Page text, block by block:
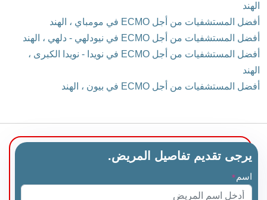
الهند
أفضل المستشفيات من أجل ECMO في مومباي ، الهند
أفضل المستشفيات من أجل ECMO في نيودلهي - دلهي ، الهند
أفضل المستشفيات من أجل ECMO في نويدا - نويدا الكبرى ،
الهند
أفضل المستشفيات من أجل ECMO في بيون ، الهند
يرجى تقديم تفاصيل المريض.
اسم *